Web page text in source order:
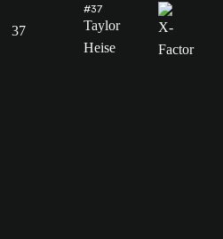
37
#37
Taylor
Heise